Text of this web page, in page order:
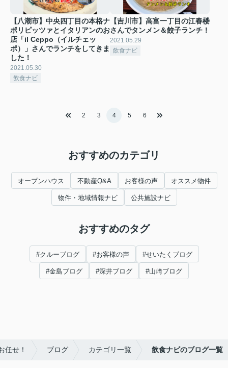
【八潮市】中央四丁目の本格ナ
ポリピッツァとイタリアンのお
店「il Ceppo（イルチェッ
ポ）」さんでランチをしてきま
した！
2021.05.30
飲食ナビ
【吉川市】高富一丁目の江春楼
さんでタンメン＆餃子ランチ！
2021.05.29
飲食ナビ
2 3 4 5 6
おすすめのカテゴリ
オープンハウス 不動産Q&A お客様の声 オススメ物件
物件・地域情報ナビ 公共施設ナビ
おすすめのタグ
#クルーブログ #お客様の声 #せいたくブログ
#金島ブログ #深井ブログ #山崎ブログ
任せ！ ブログ カテゴリ一覧 飲食ナビのブログ一覧